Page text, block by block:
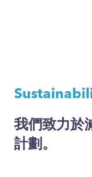
我們致力於
計劃。